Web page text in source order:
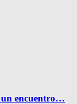
un encuentro…